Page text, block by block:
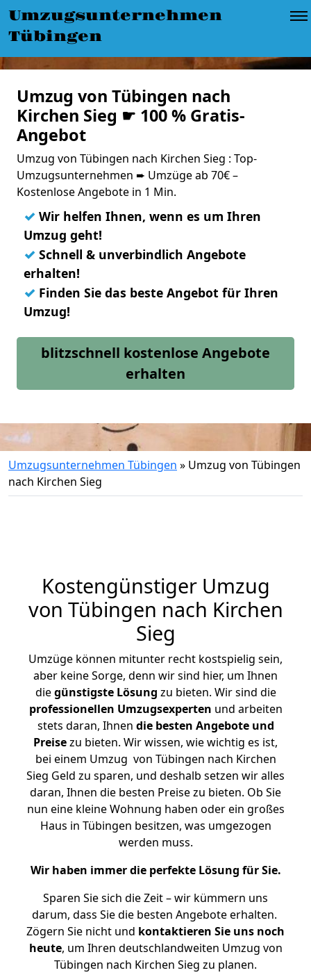
Umzugsunternehmen
Tübingen
Umzug von Tübingen nach
Kirchen Sieg ☛ 100 % Gratis-
Angebot
Umzug von Tübingen nach Kirchen Sieg : Top-
Umzugsunternehmen ➨ Umzüge ab 70€ –
Kostenlose Angebote in 1 Min.
✓ Wir helfen Ihnen, wenn es um Ihren
Umzug geht!
✓ Schnell & unverbindlich Angebote
erhalten!
✓ Finden Sie das beste Angebot für Ihren
Umzug!
blitzschnell kostenlose Angebote
erhalten
Umzugsunternehmen Tübingen » Umzug von Tübingen
nach Kirchen Sieg
Kostengünstiger Umzug
von Tübingen nach Kirchen
Sieg
Umzüge können mitunter recht kostspielig sein,
aber keine Sorge, denn wir sind hier, um Ihnen
diegünstigste Lösung zu bieten. Wir sind die
professionellen Umzugsexperten und arbeiten
stets daran, Ihnen die besten Angebote und
Preisezu bieten. Wir wissen, wie wichtig es ist,
bei einem Umzug von Tübingen nach Kirchen
Sieg Geld zu sparen, und deshalb setzen wir alles
daran, Ihnen die besten Preise zu bieten. Ob Sie
nun eine kleine Wohnung haben oder ein großes
Haus in Tübingen besitzen, was umgezogen
werden muss.
Wir haben immer die perfekte Lösung für Sie.
Sparen Sie sich die Zeit – wir kümmern uns
darum, dass Sie die besten Angebote erhalten.
Zögern Sie nicht und kontaktieren Sie uns noch
heute, um Ihren deutschlandweiten Umzug von
Tübingen nach Kirchen Sieg zu planen.